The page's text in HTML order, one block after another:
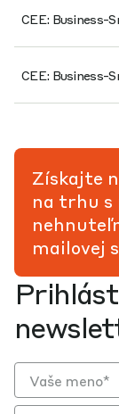
CEE: Business-
CEE: Business-
Získajte
na trhu s
mailovej